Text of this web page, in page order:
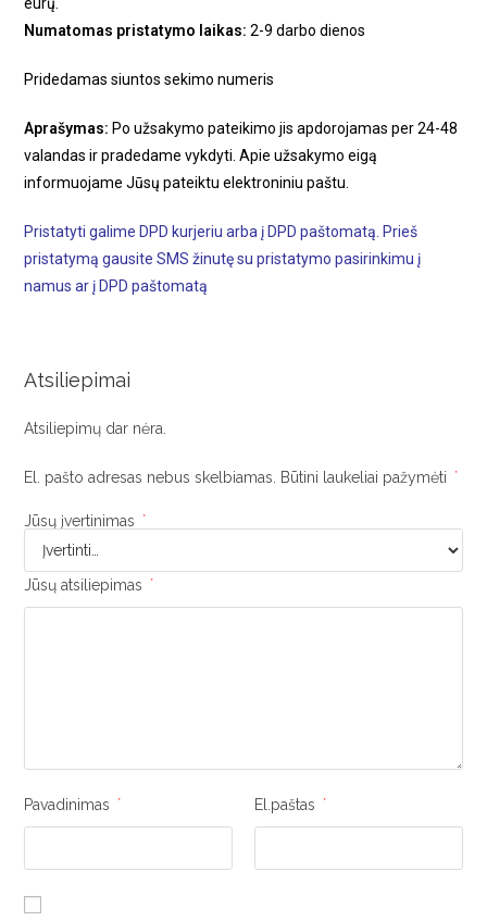
Numatomas pristatymo laikas: 2-9 darbo dienos
Pridedamas siuntos sekimo numeris
Aprašymas: Po užsakymo pateikimo jis apdorojamas per 24-48
valandas ir pradedame vykdyti. Apie užsakymo eigą
informuojame Jūsų pateiktu elektroniniu paštu.
Pristatyti galime DPD kurjeriu arba į DPD paštomatą. Prieš
pristatymą gausite SMS žinutę su pristatymo pasirinkimu į
namus ar į DPD paštomatą
Atsiliepimai
Atsiliepimų dar nėra.
El. pašto adresas nebus skelbiamas. Būtini laukeliai pažymėti *
Jūsų įvertinimas *
Jūsų atsiliepimas *
Pavadinimas * El.paštas *